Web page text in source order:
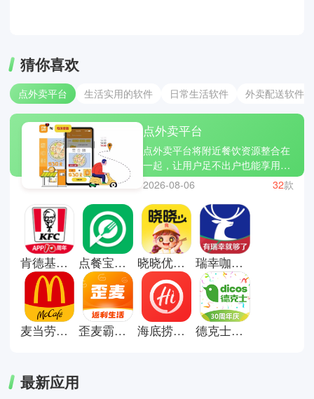
猜你喜欢
点外卖平台 生活实用的软件 日常生活软件 外卖配送软件
点外卖平台
点外卖平台将附近餐饮资源整合在
一起，让用户足不出户也能享用多
样美食。通过清晰的分类与筛选，
可以快速找到想吃的类型。下单流
程简单，配送信息实时更新，让等
待更有预期。在忙碌或不想做饭的
时候，它提供了一种方便的用餐选
择，让生活更加省时省力。这里有
些点外卖平台推荐；美团外卖，饿
了么和熊猫外卖。
2026-08-06 32款
肯德基宅急送app 点餐宝安卓版 晓晓优选霸王餐 瑞幸咖啡安卓版
麦当劳点餐 歪麦霸王餐 海底捞点餐 德克士点餐小程序
最新应用